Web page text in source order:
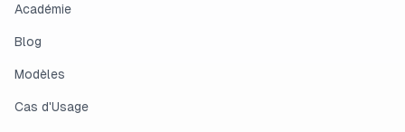
Académie
Blog
Modèles
Cas d'Usage